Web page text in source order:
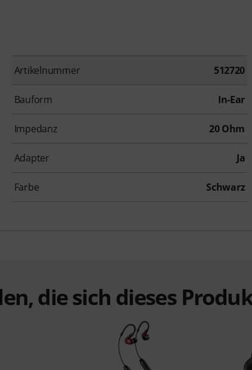
Artikelnummer 512720
Bauform In-Ear
Impedanz 20 Ohm
Adapter Ja
Farbe Schwarz
die sich dieses